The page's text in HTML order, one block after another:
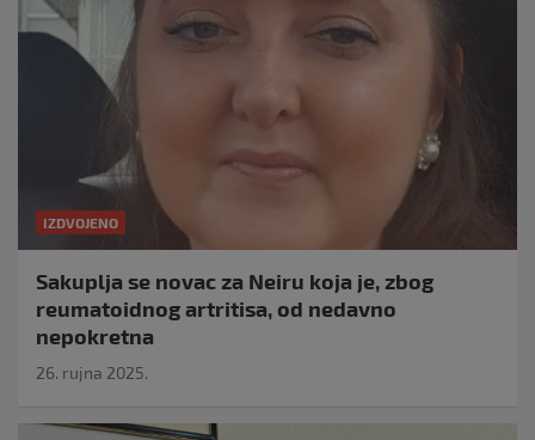
IZDVOJENO
Sakuplja se novac za Neiru koja je, zbog
reumatoidnog artritisa, od nedavno
nepokretna
26. rujna 2025.